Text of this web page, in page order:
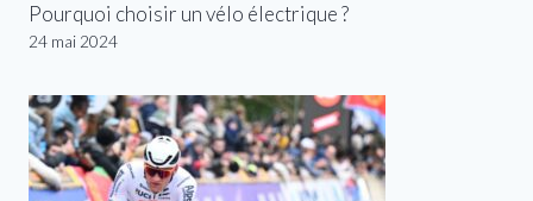
Pourquoi choisir un vélo électrique ?
24 mai 2024